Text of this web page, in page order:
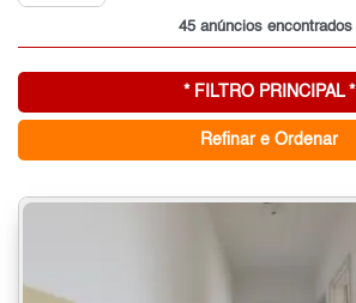
45 anúncios encontrados
* FILTRO PRINCIPAL *
Refinar e Ordenar